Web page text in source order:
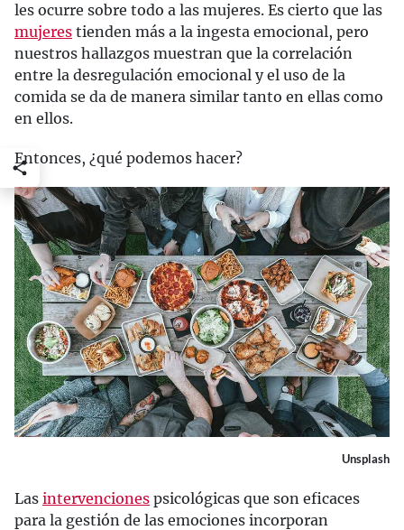
les ocurre sobre todo a las mujeres. Es cierto que las
mujeres tienden más a la ingesta emocional, pero
nuestros hallazgos muestran que la correlación
entre la desregulación emocional y el uso de la
comida se da de manera similar tanto en ellas como
en ellos.
Entonces, ¿qué podemos hacer?
Unsplash
Las intervenciones psicológicas que son eficaces
para la gestión de las emociones incorporan